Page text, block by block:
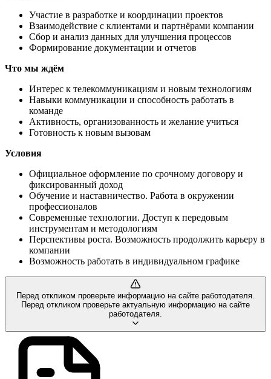
Участие в разработке и координации проектов
Взаимодействие с клиентами и партнёрами компании
Сбор и анализ данных для улучшения процессов
Формирование документации и отчетов
Что мы ждём
Интерес к телекоммуникациям и новым технологиям
Навыки коммуникации и способность работать в
команде
Активность, организованность и желание учиться
Готовность к новым вызовам
Условия
Официальное оформление по срочному договору и
фиксированный доход
Обучение и наставничество. Работа в окружении
профессионалов
Современные технологии. Доступ к передовым
инструментам и методологиям
Перспективы роста. Возможность продолжить карьеру в
компании
Возможность работать в индивидуальном графике
Перед откликом проверьте информацию на сайте работодателя.
Перед откликом проверьте актуальную информацию на сайте
работодателя.